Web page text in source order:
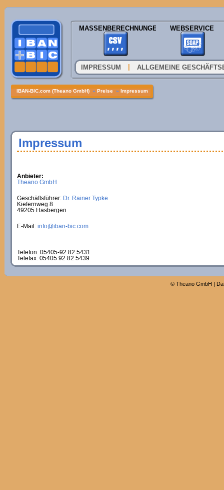
MASSENBERECHNUNGEN WEBSERVICE
IMPRESSUM ALLGEMEINE
IBAN-BIC.com (Theano GmbH) » Preise » Impressum
Impressum
Anbieter:
Theano GmbH
Geschäftsführer: Dr. Rainer Typke
Kiefernweg 8
49205 Hasbergen
E-Mail: info@iban-bic.com
Telefon: 05405-92 82 5431
Telefax: 05405 92 82 5439
© Theano GmbH |